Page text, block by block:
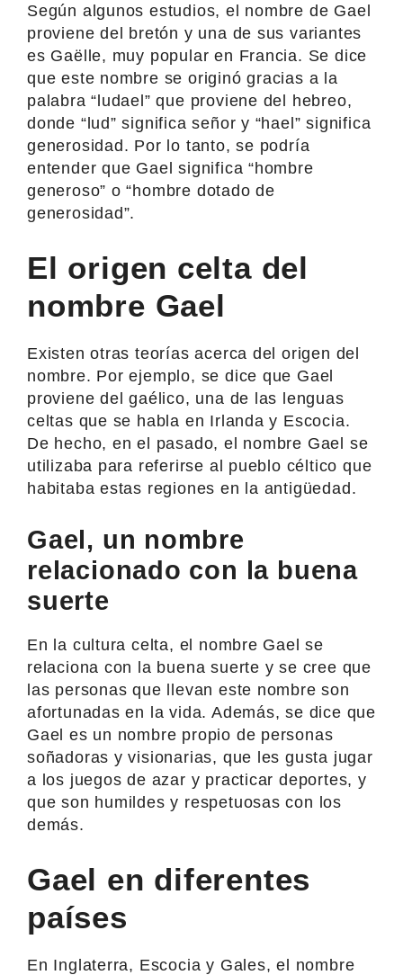
Según algunos estudios, el nombre de Gael
proviene del bretón y una de sus variantes
es Gaëlle, muy popular en Francia. Se dice
que este nombre se originó gracias a la
palabra “ludael” que proviene del hebreo,
donde “lud” significa señor y “hael” significa
generosidad. Por lo tanto, se podría
entender que Gael significa “hombre
generoso” o “hombre dotado de
generosidad”.
El origen celta del
nombre Gael
Existen otras teorías acerca del origen del
nombre. Por ejemplo, se dice que Gael
proviene del gaélico, una de las lenguas
celtas que se habla en Irlanda y Escocia.
De hecho, en el pasado, el nombre Gael se
utilizaba para referirse al pueblo céltico que
habitaba estas regiones en la antigüedad.
Gael, un nombre
relacionado con la buena
suerte
En la cultura celta, el nombre Gael se
relaciona con la buena suerte y se cree que
las personas que llevan este nombre son
afortunadas en la vida. Además, se dice que
Gael es un nombre propio de personas
soñadoras y visionarias, que les gusta jugar
a los juegos de azar y practicar deportes, y
que son humildes y respetuosas con los
demás.
Gael en diferentes
países
En Inglaterra, Escocia y Gales, el nombre